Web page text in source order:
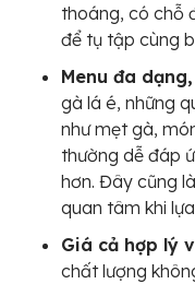
thoáng, có chỗ
để tụ tập cùng
Menu đa
gà lá é, những
như mẹt gà,
thường dễ đáp
hơn. Đây cũng
quan tâm khi
Giá cả hợp lý
chất lượng